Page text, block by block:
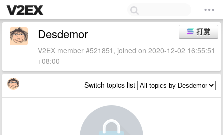
打赏
Desdemor
V2EX member #521851, joined on 2020-12-02 16:55:51
+08:00
Switch topics list